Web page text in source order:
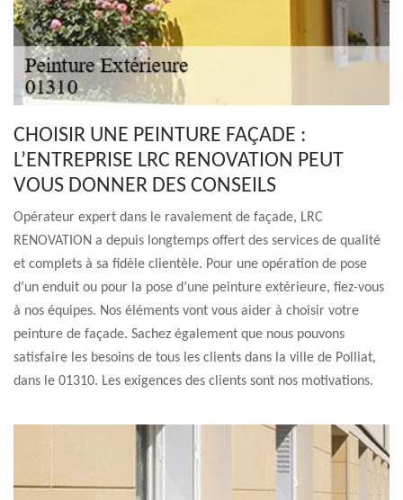
CHOISIR UNE PEINTURE FAÇADE :
L’ENTREPRISE LRC RENOVATION PEUT
VOUS DONNER DES CONSEILS
Opérateur expert dans le ravalement de façade, LRC
RENOVATION a depuis longtemps offert des services de qualité
et complets à sa fidèle clientèle. Pour une opération de pose
d’un enduit ou pour la pose d’une peinture extérieure, fiez-vous
à nos équipes. Nos éléments vont vous aider à choisir votre
peinture de façade. Sachez également que nous pouvons
satisfaire les besoins de tous les clients dans la ville de Polliat,
dans le 01310. Les exigences des clients sont nos motivations.